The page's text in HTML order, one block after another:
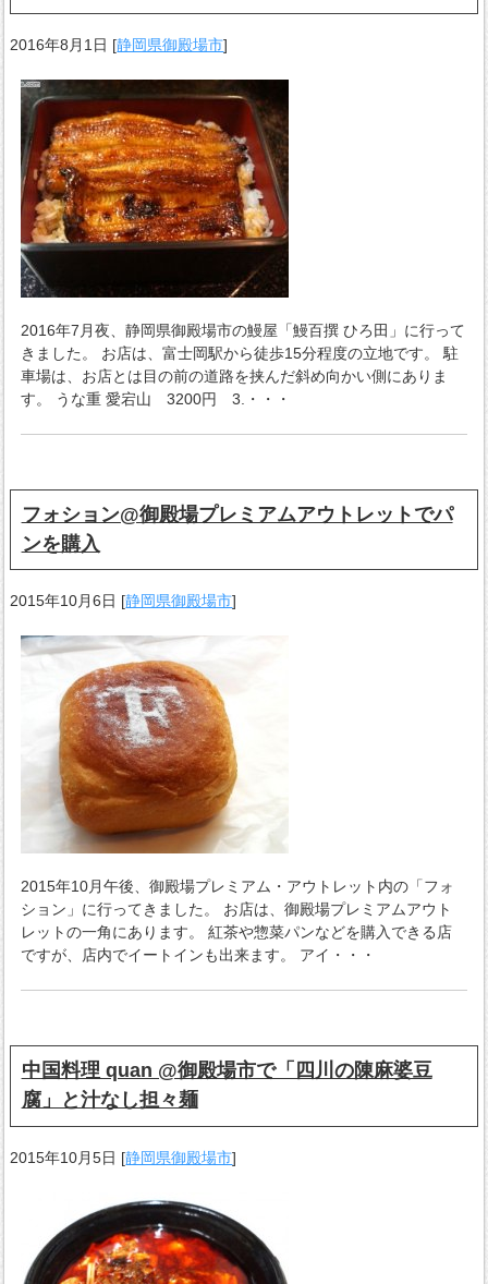
2016年8月1日 [静岡県御殿場市]
2016年7月夜、静岡県御殿場市の鰻屋「鰻百撰 ひろ田」に行って
きました。 お店は、富士岡駅から徒歩15分程度の立地です。 駐
車場は、お店とは目の前の道路を挟んだ斜め向かい側にありま
す。 うな重 愛宕山 3200円 3.・・・
フォション@御殿場プレミアムアウトレットでパ
ンを購入
2015年10月6日 [静岡県御殿場市]
2015年10月午後、御殿場プレミアム・アウトレット内の「フォ
ション」に行ってきました。 お店は、御殿場プレミアムアウト
レットの一角にあります。 紅茶や惣菜パンなどを購入できる店
ですが、店内でイートインも出来ます。 アイ・・・
中国料理 quan @御殿場市で「四川の陳麻婆豆
腐」と汁なし担々麺
2015年10月5日 [静岡県御殿場市]